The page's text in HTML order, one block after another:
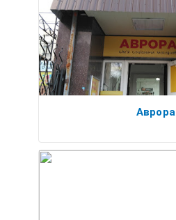
Аврора